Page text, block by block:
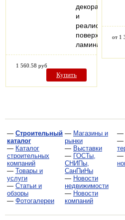
декорам
и
реалистичной
поверхности,
ламинат…
1 560.58 руб
Купить
от 1
— Строительный
каталог
— Каталог
строительных
компаний
— Товары и
услуги
— Статьи и
обзоры
— Фотогалереи
— Магазины и
рынки
— Выставки
— ГОСТы,
СНИПы,
СанПиНы
— Новости
недвижимости
— Новости
компаний
—
—
—